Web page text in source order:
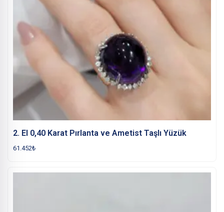
2. El 0,40 Karat Pırlanta ve Ametist Taşlı Yüzük
61.452₺